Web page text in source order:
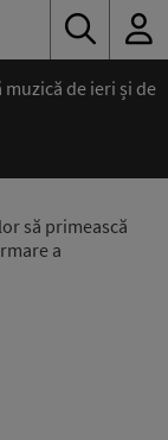
muzică de ieri și de
să primească
a